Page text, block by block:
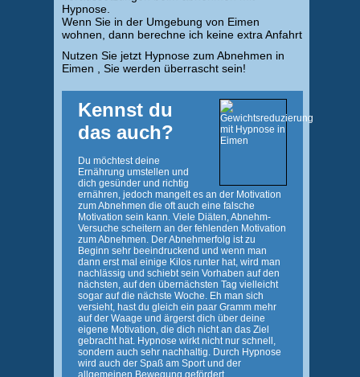
Hypnose.
Wenn Sie in der Umgebung von Eimen
wohnen, dann berechne ich keine extra Anfahrt
Nutzen Sie jetzt Hypnose zum Abnehmen in
Eimen , Sie werden überrascht sein!
Kennst du
das auch?
Du möchtest deine
Ernährung umstellen und
dich gesünder und richtig
ernähren, jedoch mangelt es an der Motivation
zum Abnehmen die oft auch eine falsche
Motivation sein kann. Viele Diäten, Abnehm-
Versuche scheitern an der fehlenden Motivation
zum Abnehmen. Der Abnehmerfolg ist zu
Beginn sehr beeindruckend und wenn man
dann erst mal einige Kilos runter hat, wird man
nachlässig und schiebt sein Vorhaben auf den
nächsten, auf den übernächsten Tag vielleicht
sogar auf die nächste Woche. Eh man sich
versieht, hast du gleich ein paar Gramm mehr
auf der Waage und ärgerst dich über deine
eigene Motivation, die dich nicht an das Ziel
gebracht hat. Hypnose wirkt nicht nur schnell,
sondern auch sehr nachhaltig. Durch Hypnose
wird auch der Spaß am Sport und der
allgemeinen Bewegung gefördert.